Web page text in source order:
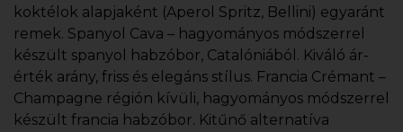
koktélok alapjaként (Aperol Spritz, Bellini) egyaránt
remek. Spanyol Cava – hagyományos módszerrel
készült spanyol habzóbor, Catalóniából. Kiváló ár-
érték arány, friss és elegáns stílus. Francia Crémant –
Champagne régión kívüli, hagyományos módszerrel
készült francia habzóbor. Kitűnő alternatíva